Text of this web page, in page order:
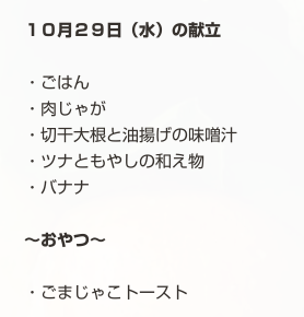
１０月２９日（水）の献立
・ごはん
・肉じゃが
・切干大根と油揚げの味噌汁
・ツナともやしの和え物
・バナナ
～おやつ～
・ごまじゃこトースト